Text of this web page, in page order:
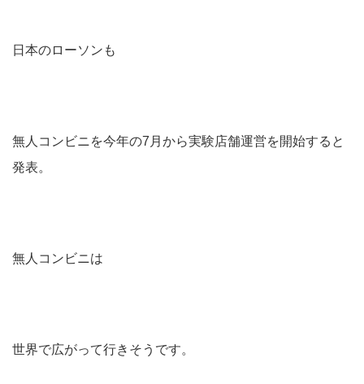
日本のローソンも
無人コンビニを今年の7月から実験店舗運営を開始すると
発表。
無人コンビニは
世界で広がって行きそうです。